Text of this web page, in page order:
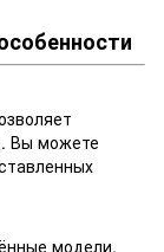
Вы можете
модели,